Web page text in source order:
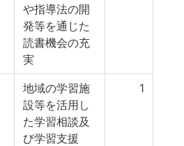
や指導法の開
発等を通じた
読書機会の充
実
地域の学習施
設等を活用し
た学習相談及
び学習支援
1